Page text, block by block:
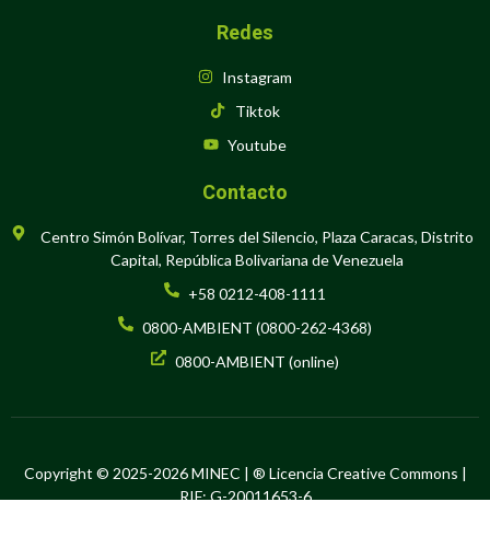
Redes
Instagram
Tiktok
Youtube
Contacto
Centro Simón Bolívar, Torres del Silencio, Plaza Caracas, Distrito
Capital, República Bolivariana de Venezuela
+58 0212-408-1111
0800-AMBIENT (0800-262-4368)
0800-AMBIENT (online)
Copyright © 2025-2026 MINEC | ® Licencia Creative Commons |
RIF: G-20011653-6